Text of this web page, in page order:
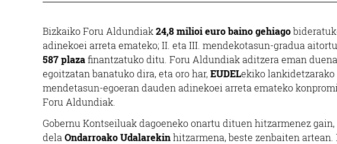
Bizkaiko Foru Aldundiak24,8 milioi euro baino gehiago
adinekoei arreta emateko; II. eta III. mendekotasun-gradua
587 plazafinantzatuko ditu. Foru Aldundiak aditzera eman
egoitzatan banatuko dira, eta oro har,EUDELekiko
mendetasun-egoeran dauden adinekoei arreta emateko
Foru Aldundiak.
Gobernu Kontseiluak dagoeneko onartu dituen hitzarmenez
dela Ondarroako Udalarekinhitzarmena, beste zenbaiten